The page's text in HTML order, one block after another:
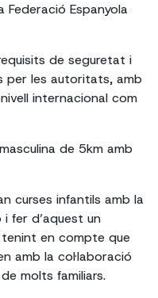
Espanyola
de seguretat i
per les autoritats, amb
internacional com
de 5km amb
curses infantils amb la
fer d’aquest un
en compte que
amb la col·laboració
molts familiars.